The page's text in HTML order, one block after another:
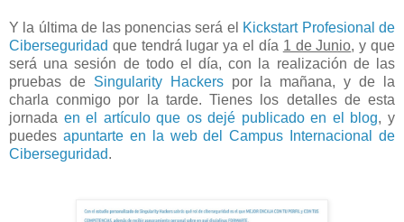
Y la última de las ponencias será el Kickstart Profesional de
Ciberseguridad que tendrá lugar ya el día 1 de Junio, y que
será una sesión de todo el día, con la realización de las
pruebas de Singularity Hackerspor la mañana, y de la
charla conmigo por la tarde. Tienes los detalles de esta
jornada en el artículo que os dejé publicado en el blog, y
puedes apuntarte en la web del Campus Internacional de
Ciberseguridad.